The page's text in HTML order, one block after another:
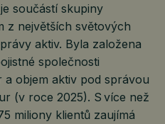
součástí skupiny
z největších světových
aktiv. Byla založena
společnosti
a objem aktiv pod správou
(v roce 2025). S více než
miliony klientů zaujímá